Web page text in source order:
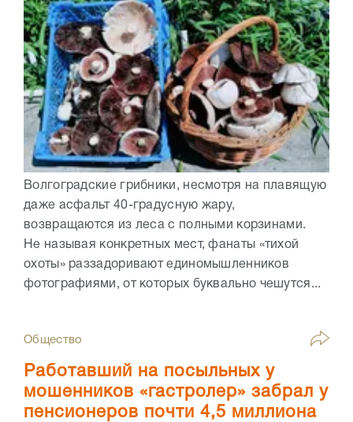
Волгоградские грибники, несмотря на плавящую
даже асфальт 40-градусную жару,
возвращаются из леса с полными корзинами.
Не называя конкретных мест, фанаты «тихой
охоты» раззадоривают единомышленников
фотографиями, от которых буквально чешутся...
Общество
Работавший на посыльных у
мошенников «гастролер» забрал у
пенсионеров почти 4,5 миллиона